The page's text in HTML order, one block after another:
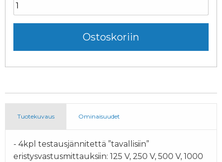
Tuotekuvaus Ominaisuudet
- 4kpl testausjännitettä ”tavallisiin”
eristysvastusmittauksiin: 125 V, 250 V, 500 V, 1000